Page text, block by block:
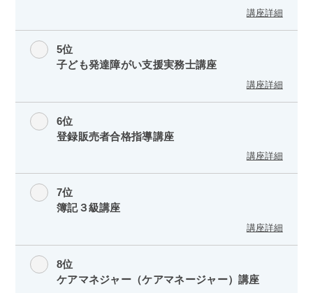
講座詳細
5位
子ども発達障がい支援実務士講座
講座詳細
6位
登録販売者合格指導講座
講座詳細
7位
簿記３級講座
講座詳細
8位
ケアマネジャー（ケアマネージャー）講座